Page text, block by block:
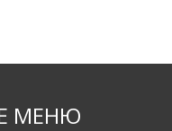
МЕНЮ